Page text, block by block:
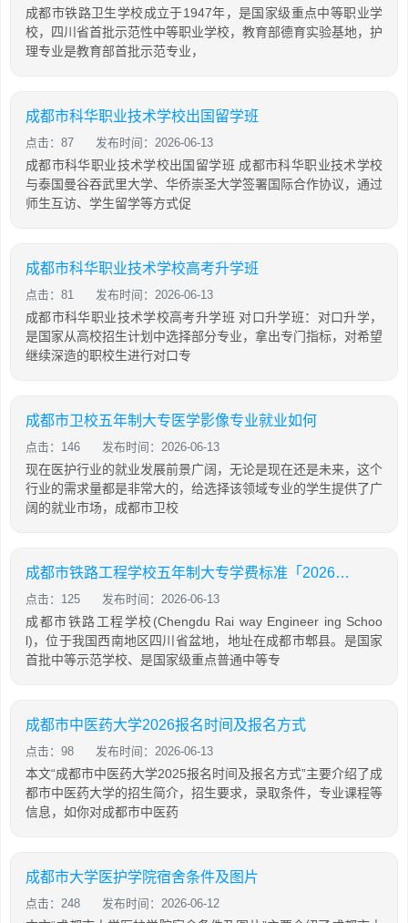
成都市铁路卫生学校成立于1947年，是国家级重点中等职业学
校，四川省首批示范性中等职业学校，教育部德育实验基地，护
理专业是教育部首批示范专业，
成都市科华职业技术学校出国留学班
点击：87 发布时间：2026-06-13
成都市科华职业技术学校出国留学班 成都市科华职业技术学校
与泰国曼谷吞武里大学、华侨崇圣大学签署国际合作协议，通过
师生互访、学生留学等方式促
成都市科华职业技术学校高考升学班
点击：81 发布时间：2026-06-13
成都市科华职业技术学校高考升学班 对口升学班：对口升学，
是国家从高校招生计划中选择部分专业，拿出专门指标，对希望
继续深造的职校生进行对口专
成都市卫校五年制大专医学影像专业就业如何
点击：146 发布时间：2026-06-13
现在医护行业的就业发展前景广阔，无论是现在还是未来，这个
行业的需求量都是非常大的，给选择该领域专业的学生提供了广
阔的就业市场，成都市卫校
成都市铁路工程学校五年制大专学费标准「2026年更新」
点击：125 发布时间：2026-06-13
成都市铁路工程学校(Chengdu Rai way Engineer ing Schoo
l)，位于我国西南地区四川省盆地，地址在成都市郫县。是国家
首批中等示范学校、是国家级重点普通中等专
成都市中医药大学2026报名时间及报名方式
点击：98 发布时间：2026-06-13
本文“成都市中医药大学2025报名时间及报名方式”主要介绍了成
都市中医药大学的招生简介，招生要求，录取条件，专业课程等
信息，如你对成都市中医药
成都市大学医护学院宿舍条件及图片
点击：248 发布时间：2026-06-12